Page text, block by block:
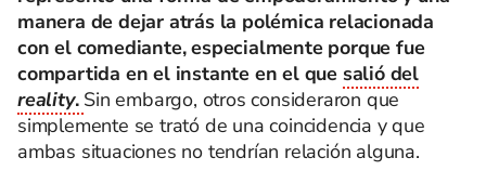
manera de dejar atrás la polémica relacionada
con el comediante, especialmente porque fue
compartida en el instante en el que salió del
reality. Sin embargo, otros consideraron que
simplemente se trató de una coincidencia y que
ambas situaciones no tendrían relación alguna.